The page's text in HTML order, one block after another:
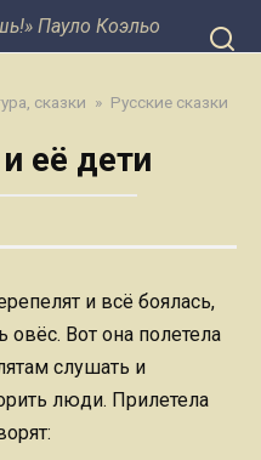
Пауло Коэльо
сказки » Русские сказки
её дети
и всё боялась,
овёс. Вот она полетела
слушать и
люди. Прилетела